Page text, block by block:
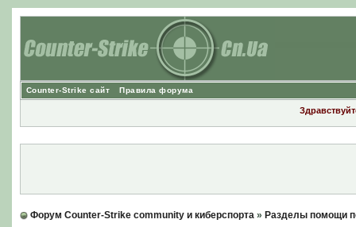
Counter-Strike сайт Правила форума
Форум Counter-Strike community и киберспорта» Разделы помощи